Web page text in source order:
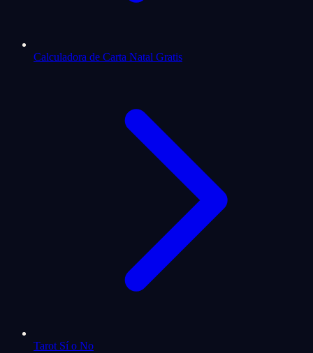
Calculadora de Carta Natal Gratis
Tarot Sí o No